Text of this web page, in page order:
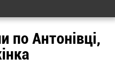
по Антонівці,